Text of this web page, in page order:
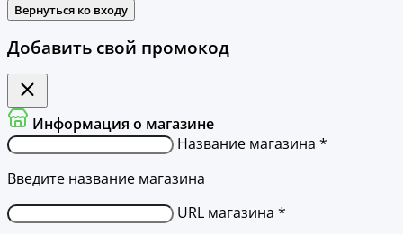
Вернуться ко входу
Добавить свой промокод
Информация о магазине
Название магазина *
Введите название магазина
URL магазина *